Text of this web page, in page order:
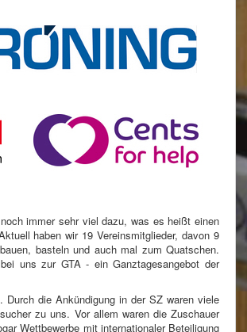
immer sehr viel dazu, was es heißt einen
haben wir 19 Vereinsmitglieder, davon 9
basteln und auch mal zum Quatschen.
uns zur GTA - ein Ganztagesangebot der
die Ankündigung in der SZ waren viele
zu uns. Vor allem waren die Zuschauer
Wettbewerbe mit internationaler Beteiligung